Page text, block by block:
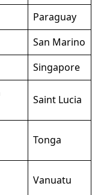
Paraguay
San Marino
Singapore
Saint Lucia
Tonga
Vanuatu